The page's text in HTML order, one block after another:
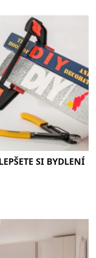
SI BYDLENÍ